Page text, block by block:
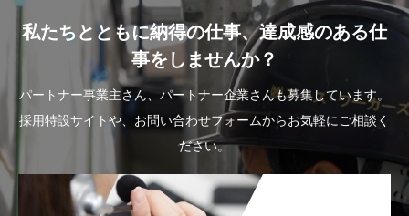
私たちとともに納得の仕事、達成感のある仕
事をしませんか？
パートナー事業主さん、パートナー企業さんも募集しています。
採用特設サイトや、お問い合わせフォームからお気軽にご相談く
ださい。